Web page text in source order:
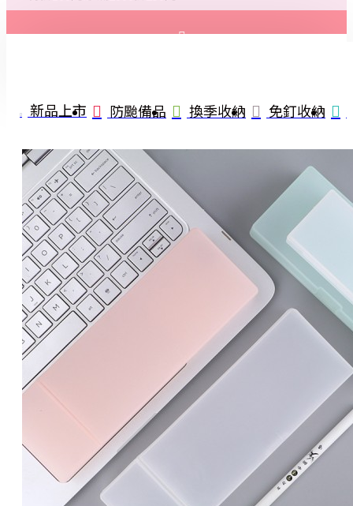
註冊
詢問
新品上市 防颱備品 換季收納 免釘收納